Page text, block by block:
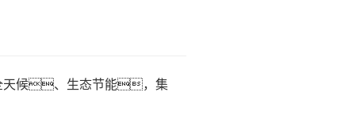
天候、生态节能，集